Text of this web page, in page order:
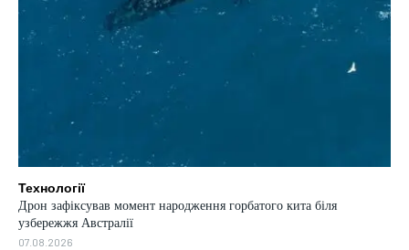
Технології
Дрон зафіксував момент народження горбатого кита біля
узбережжя Австралії
07.08.2026